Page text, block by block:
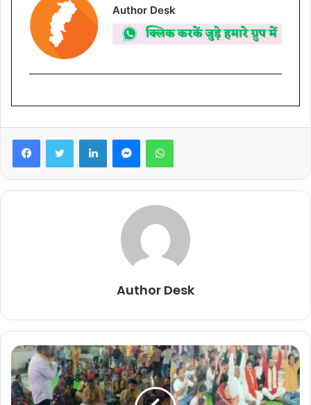
Author Desk
FacebookTwitter LinkedInMessengerWhatsApp
Author Desk